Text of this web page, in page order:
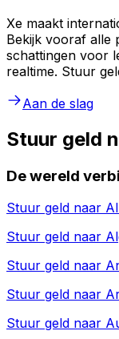
Xe maakt
Bekijk vooraf alle
schattingen voor
realtime. Stuur
Aan de slag
Stuur geld
De wereld
Stuur geld naar
Stuur geld naar
Stuur geld naar
Stuur geld naar
Stuur geld naar